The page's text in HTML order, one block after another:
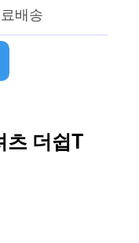
배송
츠 더쉽T